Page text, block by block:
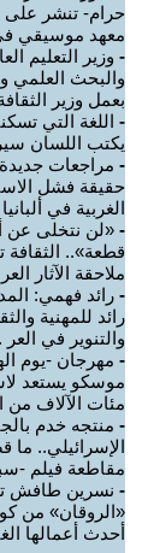
حرام- تنشر على
معهد موسيقي
- وزير التعليم
والبحث العلمي
بعمل وزير
- اللغة التي
يكتب اللسان
- مراجعات
حقيقة فشل
الغربية في
- «لن نتخلى عن
قطعة».. الثقافة
ملاحقة الآثار
- رائد فهمي:
رائد للمهنية
والتنوير في العر
- مهرجان -يوم
موسكو يستعد
مئات الآلاف من
- منتجه خدم
الإسرائيلي.. ما
مقاطعة فيلم -
- نسرين طافش
«الروقان» من
أحدث أعمالها